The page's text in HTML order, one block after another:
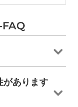
があります